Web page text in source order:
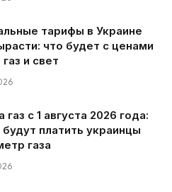
тарифы в Украине
что будет с ценами
и свет
газ с 1 августа 2026 года:
будут платить украинцы
газа